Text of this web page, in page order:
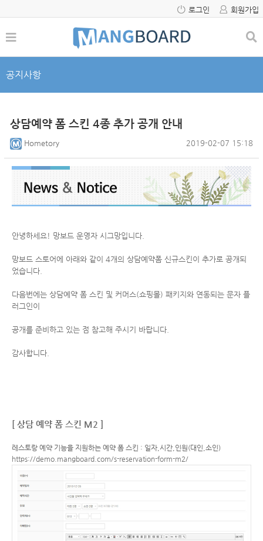
로그인 회원가입
공지사항
상담예약 폼 스킨 4종 추가 공개 안내
Hometory 2019-02-07 15:18
안녕하세요! 망보드 운영자 시그망입니다.
망보드 스토어에 아래와 같이 4개의 상담예약폼 신규스킨이 추가로 공개되
었습니다.
다음번에는 상담예약 폼 스킨 및 커머스(쇼핑몰) 패키지와 연동되는 문자 플
러그인이
공개를 준비하고 있는 점 참고해 주시기 바랍니다.
감사합니다.
[ 상담 예약 폼 스킨 M2 ]
레스토랑 예약 기능을 지원하는 예약 폼 스킨 : 일자,시간,인원(대인,소인)
https://demo.mangboard.com/s-reservation-form-m2/